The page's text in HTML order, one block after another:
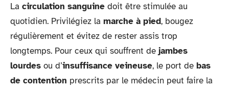
La circulation sanguine doit être stimulée au
quotidien. Privilégiez la marche à pied, bougez
régulièrement et évitez de rester assis trop
longtemps. Pour ceux qui souffrent de jambes
lourdes ou d’insuffisance veineuse, le port de bas
de contention prescrits par le médecin peut faire la